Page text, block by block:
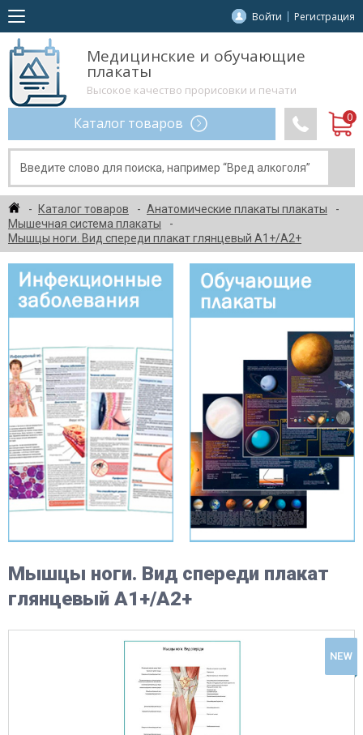
Войти Регистрация
Медицинские и обучающие
плакаты
Высокое качество прорисовки и печати
Каталог товаров
Каталог товаров
Анатомические плакаты плакаты
Мышечная система плакаты
Мышцы ноги. Вид спереди плакат глянцевый А1+/А2+
Мышцы ноги. Вид спереди плакат
глянцевый А1+/А2+
NEW